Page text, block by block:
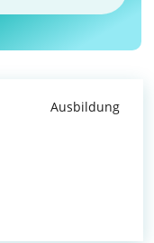
Ausbildung